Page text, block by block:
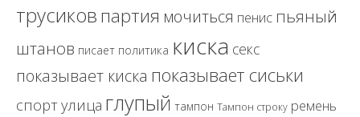
трусиковпартия мочиться пенис пьяный
штанов писает политика киска секс
показывает киска показывает сиськи
спортулица глупый тампон Тампон строку ремень